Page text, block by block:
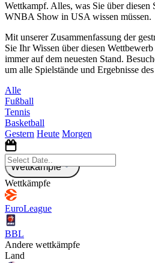
Wettkampf. Alles, was Sie über diesen
WNBA Show in USA wissen müssen.
Mit unserer Zusammenfassung der
Sie Ihr Wissen über diesen
immer auf dem neuesten Stand.
um alle Spielstände und Ergebnisse
Alle
Fußball
Tennis
Basketball
Gestern Heute Morgen
Wettkämpfe
Wettkämpfe
EuroLeague
BBL
Andere wettkämpfe
Land